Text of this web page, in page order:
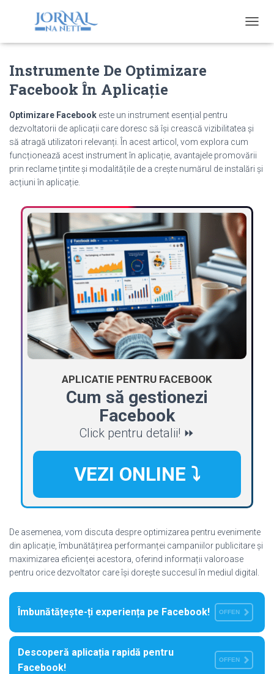
O
V
A
T
Instrumente De Optimizare
Facebook În Aplicație
Optimizare Facebook este un instrument esențial pentru
dezvoltatorii de aplicații care doresc să își crească vizibilitatea și
să atragă utilizatori relevanți. În acest articol, vom explora cum
funcționează acest instrument în aplicație, avantajele promovării
prin reclame țintite și modalitățile de a crește numărul de instalări și
acțiuni în aplicație.
APLICATIE PENTRU FACEBOOK
Cum să gestionezi
Facebook
Click pentru detalii! ⏩
VEZI ONLINE ⤵️
De asemenea, vom discuta despre optimizarea pentru evenimente
din aplicație, îmbunătățirea performanței campaniilor publicitare și
maximizarea eficienței acestora, oferind informații valoroase
pentru orice dezvoltator care își dorește succesul în mediul digital.
Îmbunătățește-ți experiența pe Facebook! OFFEN
Descoperă aplicația rapidă pentru
Facebook!
OFFEN